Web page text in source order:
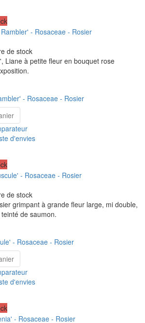
de stock
Liane à petite fleur en bouquet rose
- Rosaceae - Rosier
d'envies
de stock
grimpant à grande fleur large, mi double,
de saumon.
- Rosaceae - Rosier
d'envies